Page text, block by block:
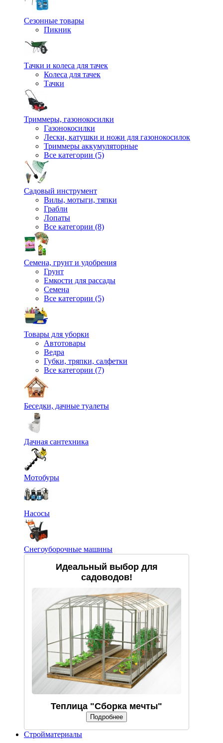
Сезонные товары
Пикник
Тачки и колеса для тачек
Колеса для тачек
Тачки
Триммеры, газонокосилки
Газонокосилки
Лески, катушки и ножи для газонокосилок
Триммеры аккумуляторные
Все категории (5)
Садовый инструмент
Вилы, мотыги, тяпки
Грабли
Лопаты
Все категории (8)
Семена, грунт и удобрения
Грунт
Емкости для рассады
Семена
Все категории (5)
Товары для уборки
Автотовары
Ведра
Губки, тряпки, салфетки
Все категории (7)
Беседки, дачные туалеты
Дачная сантехника
Мотобуры
Насосы
Снегоуборочные машины
Идеальный выбор для
садоводов!
Теплица "Сборка мечты"
Подробнее
Стройматериалы